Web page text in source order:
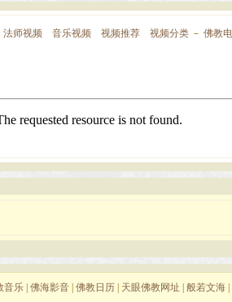
法师视频 音乐视频 视频推荐 视频分类 － 佛教
音乐 佛海影音 佛教日历 天眼佛教网址 般若文海